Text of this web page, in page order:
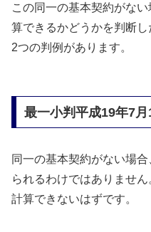
この同一の基本契約がな
算できるかどうかを判断し
2つの判例があります。
最一小判平成19年7月
同一の基本契約がない場
られるわけではありませ
計算できないはずです。